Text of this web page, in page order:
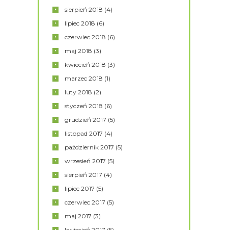
sierpień2018 (4)
lipiec2018 (6)
czerwiec2018 (6)
maj2018 (3)
kwiecień2018 (3)
marzec2018 (1)
luty2018 (2)
styczeń2018 (6)
grudzień2017 (5)
listopad2017 (4)
październik2017 (5)
wrzesień2017 (5)
sierpień2017 (4)
lipiec2017 (5)
czerwiec2017 (5)
maj2017 (3)